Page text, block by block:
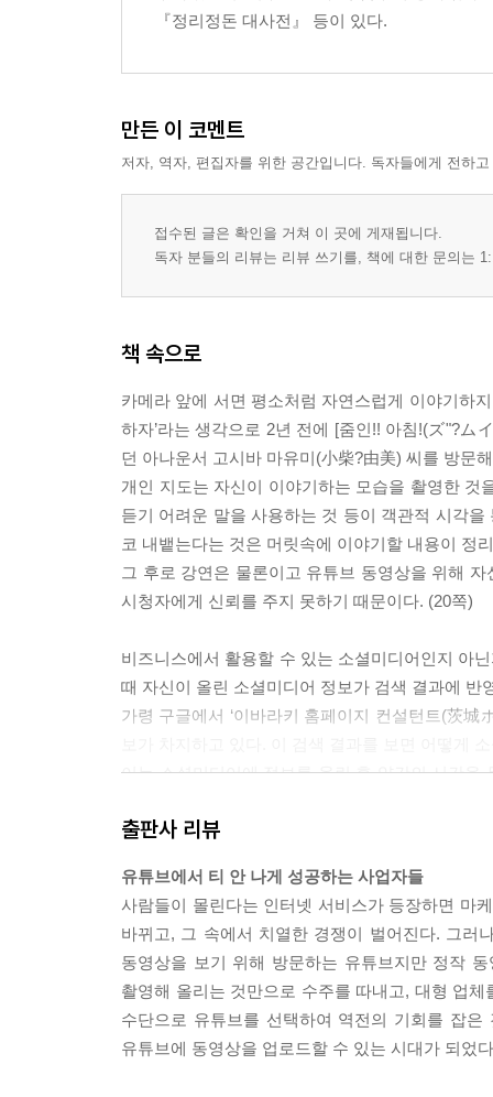
잠재 고객의 신뢰를 얻는 일상 동영상
에필로그
『정리정돈 대사전』 등이 있다.
만든 이 코멘트
저자, 역자, 편집자를 위한 공간입니다. 독자들에게 전하
접수된 글은 확인을 거쳐 이 곳에 게재됩니다.
독자 분들의 리뷰는 리뷰 쓰기를, 책에 대한 문의는
책 속으로
카메라 앞에 서면 평소처럼 자연스럽게 이야기하
하자’라는 생각으로 2년 전에 [줌인!! 아침!(ズ"?ム
던 아나운서 고시바 마유미(小柴?由美) 씨를 방문
개인 지도는 자신이 이야기하는 모습을 촬영한
듣기 어려운 말을 사용하는 것 등이 객관적 시각
코 내뱉는다는 것은 머릿속에 이야기할 내용이 정
그 후로 강연은 물론이고 유튜브 동영상을 위해
시청자에게 신뢰를 주지 못하기 때문이다. (20쪽)
비즈니스에서 활용할 수 있는 소셜미디어인지 아
때 자신이 올린 소셜미디어 정보가 검색 결과에 반
가령 구글에서 ‘이바라키 홈페이지 컨설턴트(茨
이는 소셜미디어에 정보를 올린 후 약간의 시간을
디어에 열정적으로 정보를 올려도 구글에서 검색
약자가 승리하는 유튜브 마케팅의 기본은 대량 업
브에 업로드하여 인터넷 노출 증대를 노리는 것이
(…)
기본 중의 기본은 당신의 업무에 밀착된 동영상
착 등 일상적으로 공장에서 생기는 일을 충실하
(77쪽)
출판사 리뷰
유튜브에서 티 안 나게 성공하는 사업자들
사람들이 몰린다는 인터넷 서비스가 등장하면 마
바뀌고, 그 속에서 치열한 경쟁이 벌어진다. 그러
동영상을 보기 위해 방문하는 유튜브지만 정작
촬영해 올리는 것만으로 수주를 따내고, 대형 업
수단으로 유튜브를 선택하여 역전의 기회를 잡
유튜브에 동영상을 업로드할 수 있는 시대가 되었